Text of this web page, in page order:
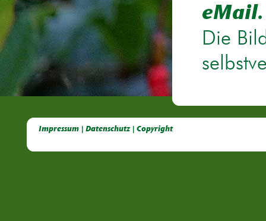
eMail.
Die
Impressum | Datenschutz | Copyright